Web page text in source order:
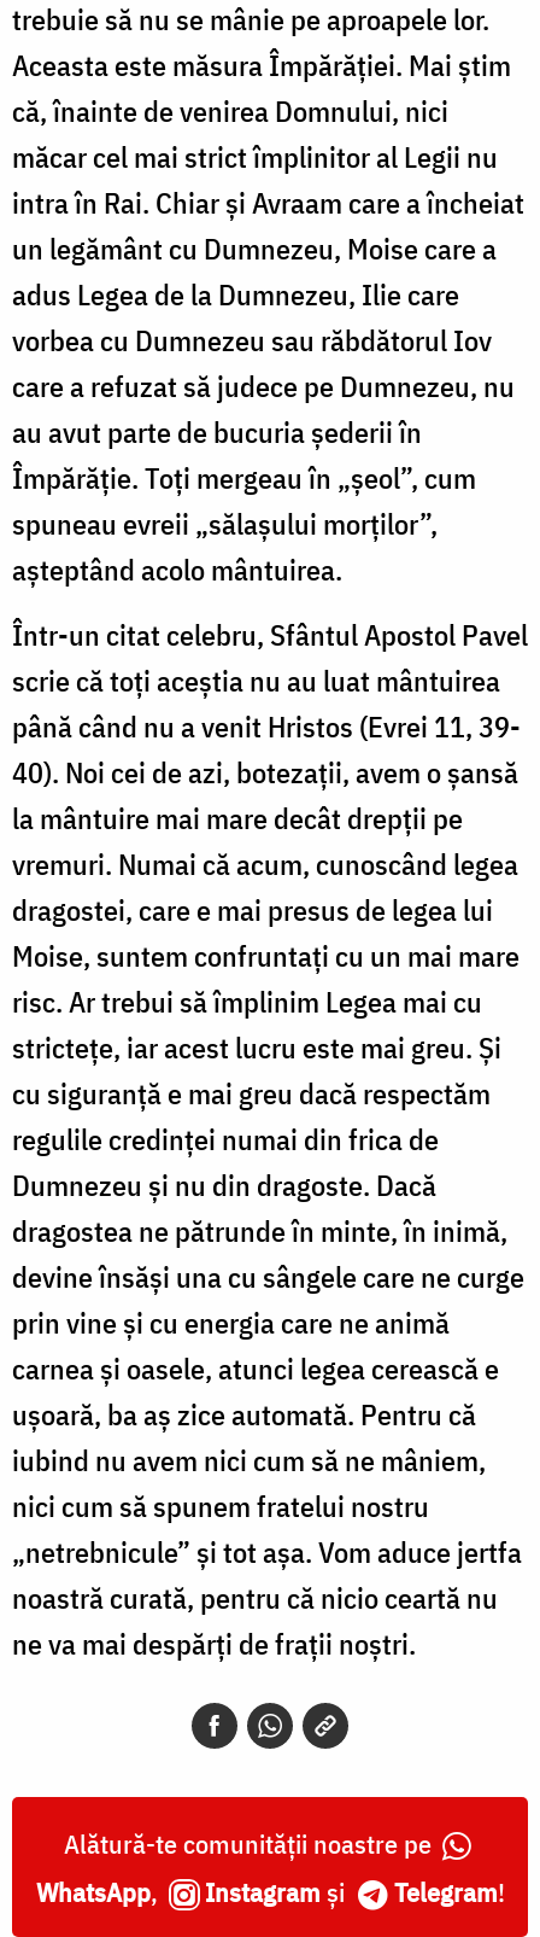
trebuie să nu se mânie pe aproapele lor.
Aceasta este măsura Împărăției. Mai știm
că, înainte de venirea Domnului, nici
măcar cel mai strict împlinitor al Legii nu
intra în Rai. Chiar și Avraam care a încheiat
un legământ cu Dumnezeu, Moise care a
adus Legea de la Dumnezeu, Ilie care
vorbea cu Dumnezeu sau răbdătorul Iov
care a refuzat să judece pe Dumnezeu, nu
au avut parte de bucuria șederii în
Împărăție. Toți mergeau în „șeol”, cum
spuneau evreii „sălașului morților”,
așteptând acolo mântuirea.
Într-un citat celebru, Sfântul Apostol Pavel
scrie că toți aceștia nu au luat mântuirea
până când nu a venit Hristos (Evrei 11, 39-
40). Noi cei de azi, botezații, avem o șansă
la mântuire mai mare decât drepții pe
vremuri. Numai că acum, cunoscând legea
dragostei, care e mai presus de legea lui
Moise, suntem confruntați cu un mai mare
risc. Ar trebui să împlinim Legea mai cu
strictețe, iar acest lucru este mai greu. Și
cu siguranță e mai greu dacă respectăm
regulile credinței numai din frica de
Dumnezeu și nu din dragoste. Dacă
dragostea ne pătrunde în minte, în inimă,
devine însăși una cu sângele care ne curge
prin vine și cu energia care ne animă
carnea și oasele, atunci legea cerească e
ușoară, ba aș zice automată. Pentru că
iubind nu avem nici cum să ne mâniem,
nici cum să spunem fratelui nostru
„netrebnicule” și tot așa. Vom aduce jertfa
noastră curată, pentru că nicio ceartă nu
ne va mai despărți de frații noștri.
Alătură-te comunității noastre pe
WhatsApp, Instagram și Telegram!